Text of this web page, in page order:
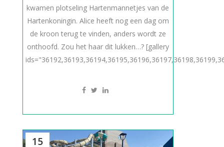
kwamen plotseling Hartenmannetjes van de
Hartenkoningin. Alice heeft nog een dag om
de kroon terug te vinden, anders wordt ze
onthoofd. Zou het haar dit lukken…? [gallery
15